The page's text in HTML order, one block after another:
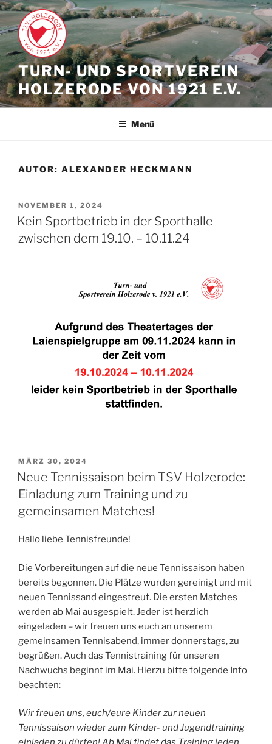
Zum
Inhalt
springen
TURN- UND SPORTVEREIN
HOLZERODE VON 1921 E.V.
Menü
AUTOR: ALEXANDER HECKMANN
VERÖFFENTLICHT
AM
NOVEMBER 1, 2024
Kein Sportbetrieb in der Sporthalle
zwischen dem 19.10. – 10.11.24
VERÖFFENTLICHT
AM
MÄRZ 30, 2024
Neue Tennissaison beim TSV Holzerode:
Einladung zum Training und zu
gemeinsamen Matches!
Hallo liebe Tennisfreunde!
Die Vorbereitungen auf die neue Tennissaison haben
bereits begonnen. Die Plätze wurden gereinigt und mit
neuen Tennissand eingestreut. Die ersten Matches
werden ab Mai ausgespielt. Jeder ist herzlich
eingeladen – wir freuen uns euch an unserem
gemeinsamen Tennisabend, immer donnerstags, zu
begrüßen. Auch das Tennistraining für unseren
Nachwuchs beginnt im Mai. Hierzu bitte folgende Info
beachten:
Wir freuen uns, euch/eure Kinder zur neuen
Tennissaison wieder zum Kinder- und Jugendtraining